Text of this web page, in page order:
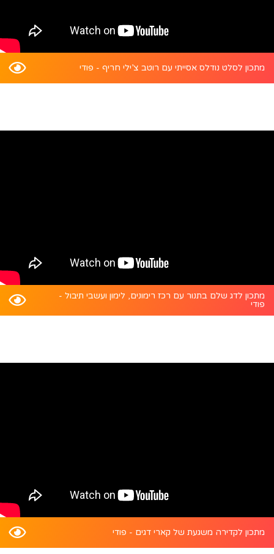
מתכון לסלט נודלס אסייתי עם רוטב צ’ילי חריף - פודי
מתכון לדג שלם בתנור עם רכז רימונים, לימון ועשבי תיבול -
פודי
מתכון לקדירה משגעת של קארי דגים - פודי